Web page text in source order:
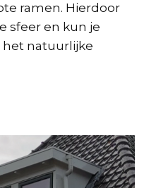
ramen. Hierdoor
sfeer en kun je
natuurlijke